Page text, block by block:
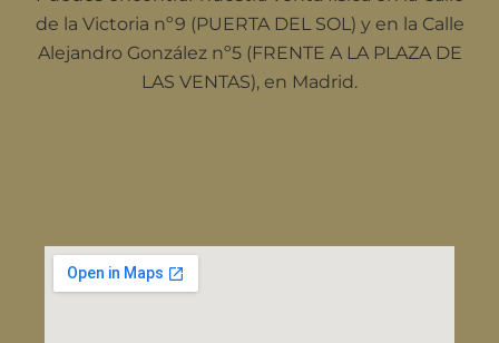
de la Victoria nº9 (PUERTA DEL SOL) y en la Calle
Alejandro González nº5 (FRENTE A LA PLAZA DE
LAS VENTAS), en Madrid.